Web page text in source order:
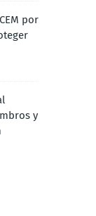
por
y